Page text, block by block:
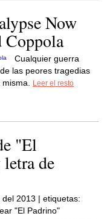
Now
Coppola
Cualquier guerra
las peores tragedias
Leer el resto
"El
de
2013 | etiquetas:
"El Padrino"